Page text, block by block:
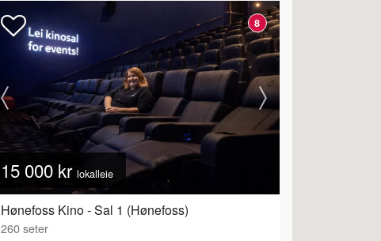
8
15 000 kr lokalleie
Hønefoss Kino - Sal 1 (Hønefoss)
260seter